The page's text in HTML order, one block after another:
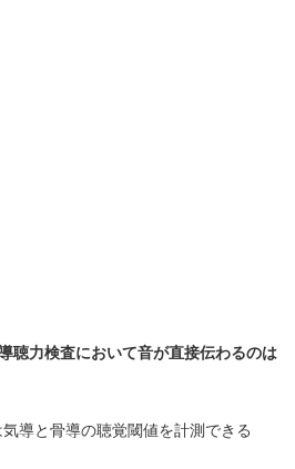
聴力検査において音が直接伝わるのは
導と骨導の聴覚閾値を計測できる